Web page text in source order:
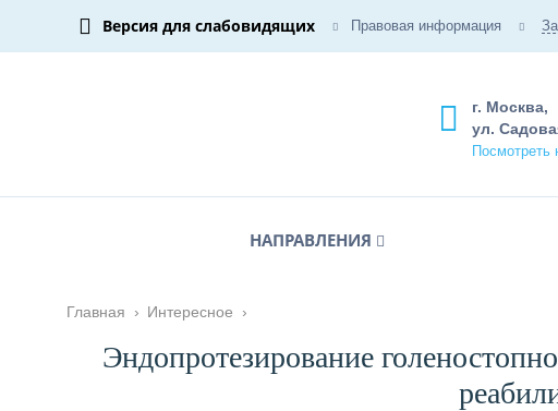
Версия для слабовидящих Правовая информация
г. Москва,
ул.
Посмотреть
НАПРАВЛЕНИЯ
Главная › Интересное ›
Эндопротезирование